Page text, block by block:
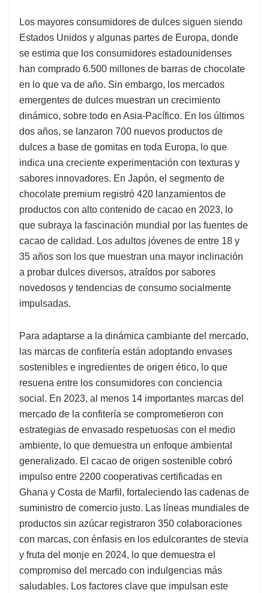
Los mayores consumidores de dulces siguen siendo
Estados Unidos y algunas partes de Europa, donde
se estima que los consumidores estadounidenses
han comprado 6.500 millones de barras de chocolate
en lo que va de año. Sin embargo, los mercados
emergentes de dulces muestran un crecimiento
dinámico, sobre todo en Asia-Pacífico. En los últimos
dos años, se lanzaron 700 nuevos productos de
dulces a base de gomitas en toda Europa, lo que
indica una creciente experimentación con texturas y
sabores innovadores. En Japón, el segmento de
chocolate premium registró 420 lanzamientos de
productos con alto contenido de cacao en 2023, lo
que subraya la fascinación mundial por las fuentes de
cacao de calidad. Los adultos jóvenes de entre 18 y
35 años son los que muestran una mayor inclinación
a probar dulces diversos, atraídos por sabores
novedosos y tendencias de consumo socialmente
impulsadas.
Para adaptarse a la dinámica cambiante del mercado,
las marcas de confitería están adoptando envases
sostenibles e ingredientes de origen ético, lo que
resuena entre los consumidores con conciencia
social. En 2023, al menos 14 importantes marcas del
mercado de la confitería se comprometieron con
estrategias de envasado respetuosas con el medio
ambiente, lo que demuestra un enfoque ambiental
generalizado. El cacao de origen sostenible cobró
impulso entre 2200 cooperativas certificadas en
Ghana y Costa de Marfil, fortaleciendo las cadenas de
suministro de comercio justo. Las líneas mundiales de
productos sin azúcar registraron 350 colaboraciones
con marcas, con énfasis en los edulcorantes de stevia
y fruta del monje en 2024, lo que demuestra el
compromiso del mercado con indulgencias más
saludables. Los factores clave que impulsan este